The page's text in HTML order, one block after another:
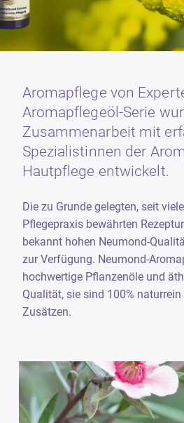
Aromapflege von
Aromapflegeöl-Serie
Zusammenarbeit mit
Spezialistinnen der
Hautpflege entwickelt.
Die zu Grunde gelegten, seit
Pflegepraxis bewährten
bekannt hohen Neumond-
zur Verfügung. Neumond-
hochwertige Pflanzenöle und
Qualität, sie sind 100%
Zusätzen.